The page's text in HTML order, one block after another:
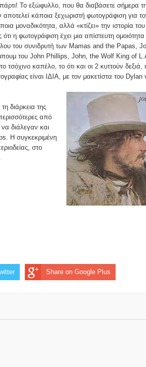
Το εξώφυλλο, που θα διαβάσετε σήμερα
αποτελεί κάποια ξεχωριστή φωτογράφιση για
μοναδικότητα, αλλά «κτίζει» την ιστορία
ότι η φωτογράφιση έχει μια απίστευτη
του συνιδρυτή των Mamas and the Papas,
του John Phillips, John, the Wolf King of
τσόχινο καπέλο, το ότι και οι 2 κυττούν δεξιά,
είναι ΙΔΙΑ, με τον μακετίστα του Dylan
διάρκεια της
από
διάλεγαν και
Η συγκεκριμένη
στο
Share on Google Plus